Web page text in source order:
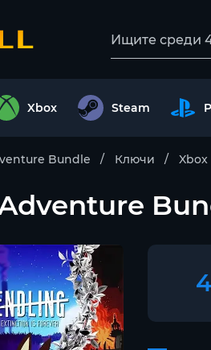
Xbox Steam
Bundle Ключи Xbox